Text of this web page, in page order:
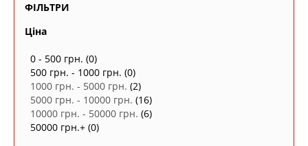
ФІЛЬТРИ
Ціна
0 - 500 грн. (0)
500 грн. - 1000 грн. (0)
1000 грн. - 5000 грн. (2)
5000 грн. - 10000 грн. (16)
10000 грн. - 50000 грн. (6)
50000 грн.+ (0)